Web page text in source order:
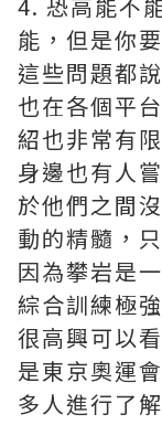
4. 恐高能不
能，但是你
這些問題都
也在各個平
紹也非常有限
身邊也有人
於他們之間
動的精髓，
因為攀岩是
綜合訓練極
很高興可以
是東京奧運
多人進行了解